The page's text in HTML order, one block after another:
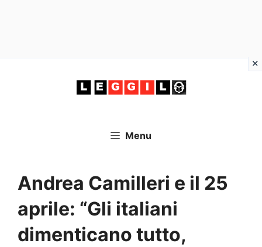
Menu
Andrea Camilleri e il 25
aprile: “Gli italiani
dimenticano tutto,